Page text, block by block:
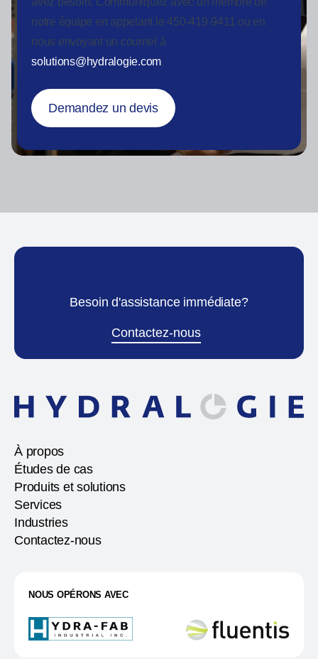
notre équipe en appelant le 450-419-9411 ou en
nous envoyant un courriel à
solutions@hydralogie.com.
Demandez un devis
Besoin d'assistance immédiate?
Contactez-nous
À propos
Études de cas
Produits et solutions
Services
Industries
Contactez-nous
NOUS OPÉRONS AVEC